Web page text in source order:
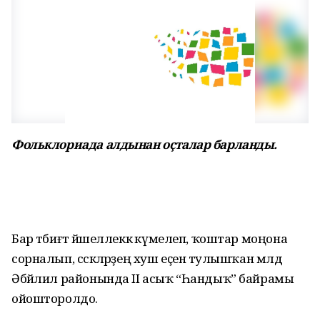
Фольклориада алдынан оҫталар барланды.
Бар тәбиғәт йәшеллеккә күмелеп, ҡоштар моңона
сорналып, сәскәләрҙең хуш еҫенә тулышҡан мәлдә
Әбйәлил райо­нында II асыҡ “Һандыҡ” байрамы
ойошторолдо.